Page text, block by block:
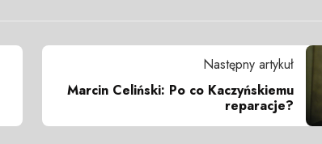
Następny artykuł
Marcin Celiński: Po co Kaczyńskiemu
reparacje?